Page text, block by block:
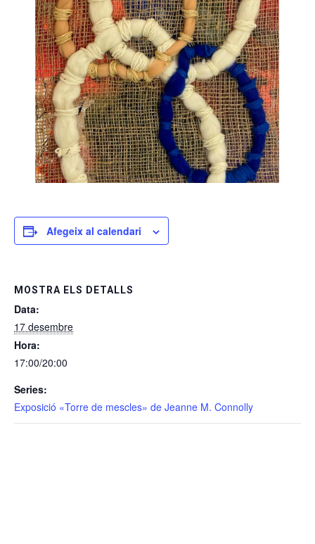
Afegeix al calendari
MOSTRA ELS DETALLS
Data:
17 desembre
Hora:
17:00/20:00
Series:
Exposició «Torre de mescles» de Jeanne M. Connolly